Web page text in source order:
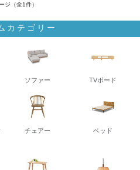
ジ（全1件）
カテゴリー
ソファー TVボード
チェアー ベッド